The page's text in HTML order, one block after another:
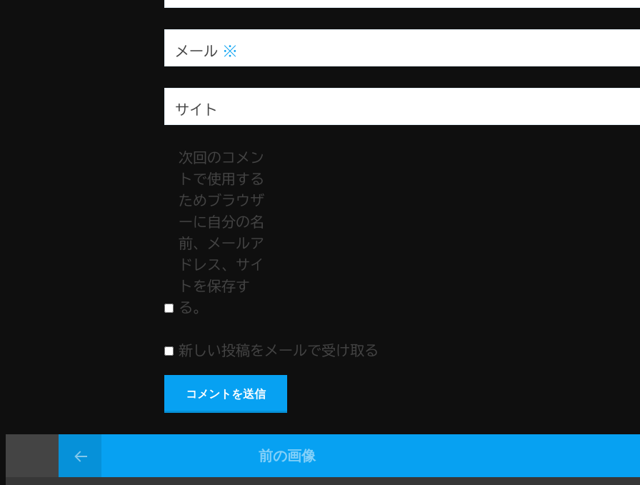
メール ※
サイト
次回のコメン
トで使用する
ためブラウザ
ーに自分の名
前、メールア
ドレス、サイ
トを保存す
る。
新しい投稿をメールで受け取る
前の画像